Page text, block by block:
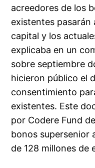
acreedores de los
existentes pasarán
capital y los
explicaba en un
sobre septiembre
hicieron público el
consentimiento
existentes. Este
por Codere Fund
bonos supersenior
de 128 millones de